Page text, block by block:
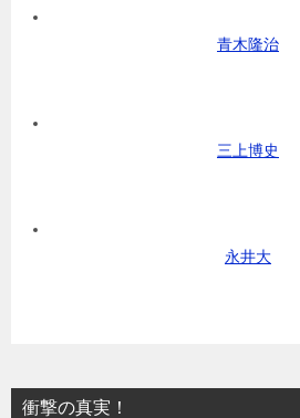
青木隆治
三上博史
永井大
衝撃の真実！